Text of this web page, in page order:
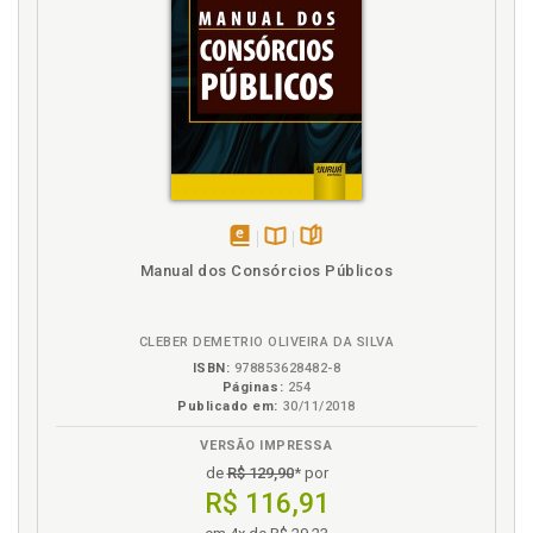
Reajuste. Critério de reajuste, p. 121
Recebimento do objeto. Condições, p. 124
Referência. Projeto básico e termo de referência, p.
Regime de execução. Forma de entrega ou regime
de execução, p. 63
Reserva orçamentária, p. 83
Serviços diversos, p. 61
Sessão pública, p. 103
SPR. Ata de RP e seu gerenciamento, p. 132
disponívelDisponível
páginas
Manual dos Consórcios Públicos
CLEBER DEMETRIO OLIVEIRA DA SILVA
ISBN: 978853628482-8
Páginas: 254
Publicado em: 30/11/2018
VERSÃO IMPRESSA
deR$ 129,90* por
R$ 116,91